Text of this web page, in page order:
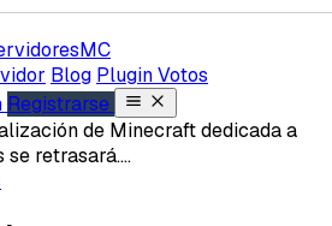
MC
Blog Plugin Votos
Registrarse
de Minecraft dedicada a
se retrasará….